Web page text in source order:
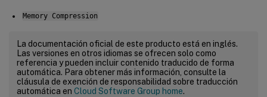
Memory Compression
La documentación oficial de este producto está en inglés.
Las versiones en otros idiomas se ofrecen solo como
referencia y pueden incluir contenido traducido de forma
automática. Para obtener más información, consulte la
cláusula de exención de responsabilidad sobre traducción
automática en Cloud Software Group home.